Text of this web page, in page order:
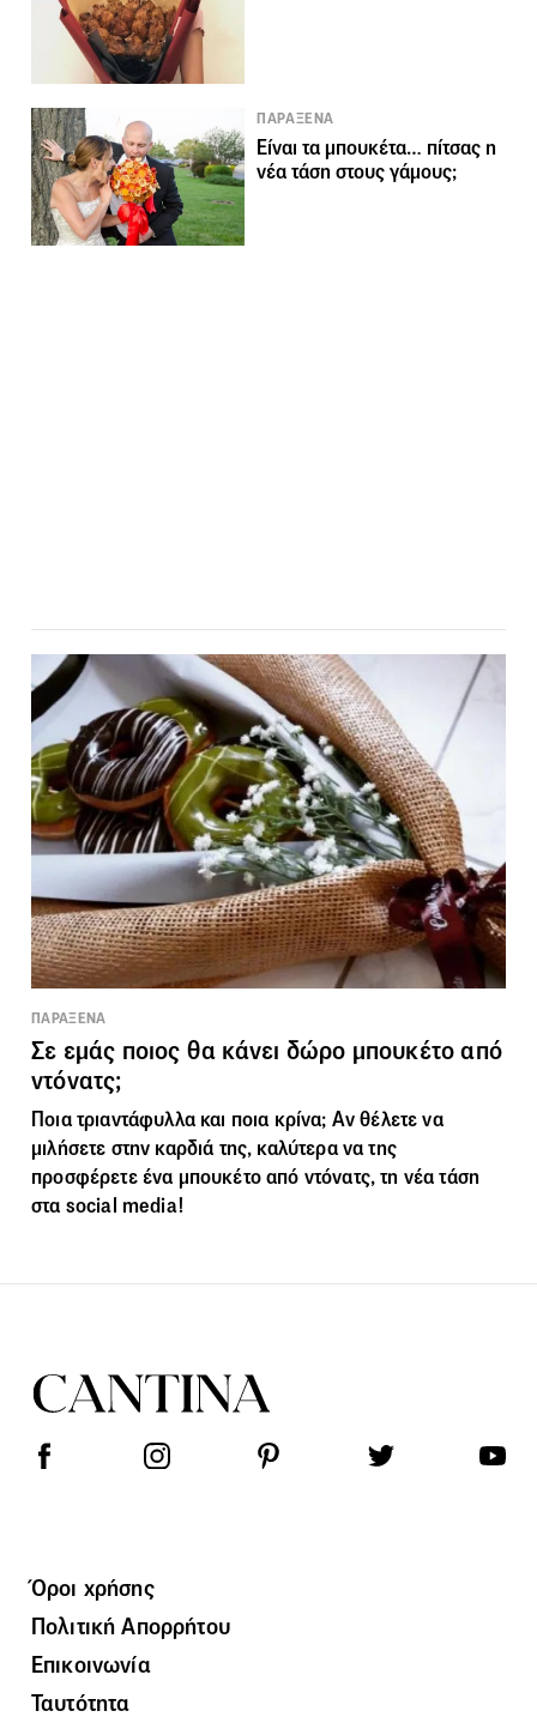
ΠΑΡΑΞΕΝΑ
Είναι τα μπουκέτα… πίτσας η
νέα τάση στους γάμους;
ΠΑΡΑΞΕΝΑ
Σε εμάς ποιος θα κάνει δώρο μπουκέτο από
ντόνατς;
Ποια τριαντάφυλλα και ποια κρίνα; Αν θέλετε να
μιλήσετε στην καρδιά της, καλύτερα να της
προσφέρετε ένα μπουκέτο από ντόνατς, τη νέα τάση
στα social media!
Όροι χρήσης
Πολιτική Απορρήτου
Επικοινωνία
Ταυτότητα